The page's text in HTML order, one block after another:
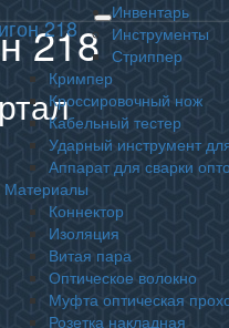
Toggle
navigation
218
Инвентарь
Инструменты
Стриппер
Кримпер
Кроссировочный нож
Кабельный тестер
Ударный инструмент
Аппарат для сварки
Материалы
Коннектор
Изоляция
Витая пара
Оптическое волокно
Муфта оптическая
Розетка накладная
218